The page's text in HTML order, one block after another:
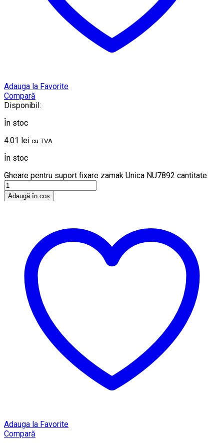
Adauga la Favorite
Compară
Disponibil:
În stoc
4.01 lei cu TVA
În stoc
Gheare pentru suport fixare zamak Unica NU7892 cantitate
Adaugă în coș
Adauga la Favorite
Compară